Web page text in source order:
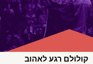
קולולם רגע לאהוב